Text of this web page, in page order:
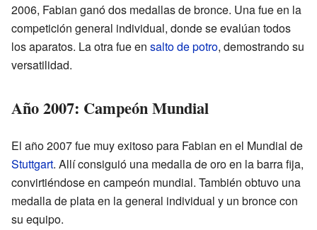
2006, Fabian ganó dos medallas de bronce. Una fue en la
competición general individual, donde se evalúan todos
los aparatos. La otra fue en salto de potro, demostrando su
versatilidad.
Año 2007: Campeón Mundial
El año 2007 fue muy exitoso para Fabian en el Mundial de
Stuttgart. Allí consiguió una medalla de oro en la barra fija,
convirtiéndose en campeón mundial. También obtuvo una
medalla de plata en la general individual y un bronce con
su equipo.